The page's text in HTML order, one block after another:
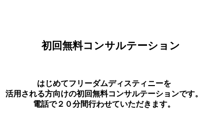
初回無料コンサルテーション
はじめてフリーダムディスティニーを
活用される方向けの初回無料コンサルテーションです。
電話で２０分間行わせていただきます。